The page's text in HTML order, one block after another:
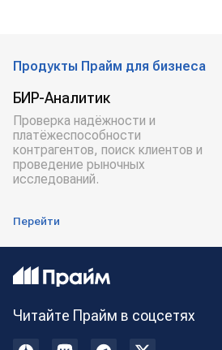
Продукты Прайм для бизнеса
БИР-Аналитик
Проверка надёжности и
платёжеспособности
контрагентов, поиск клиентов и
проведение рыночных
исследований.
Перейти
Читайте Прайм в соцсетях